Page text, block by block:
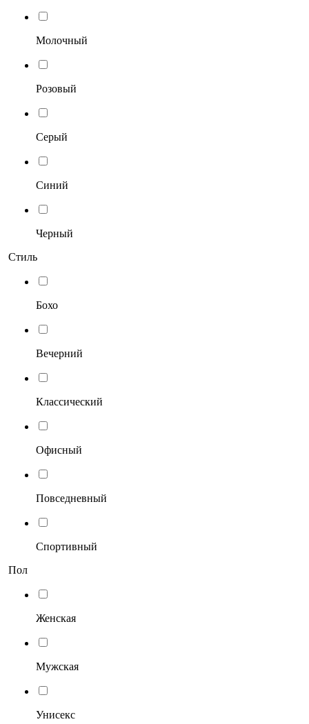
Молочный
Розовый
Серый
Синий
Черный
Стиль
Бохо
Вечерний
Классический
Офисный
Повседневный
Спортивный
Пол
Женская
Мужская
Унисекс